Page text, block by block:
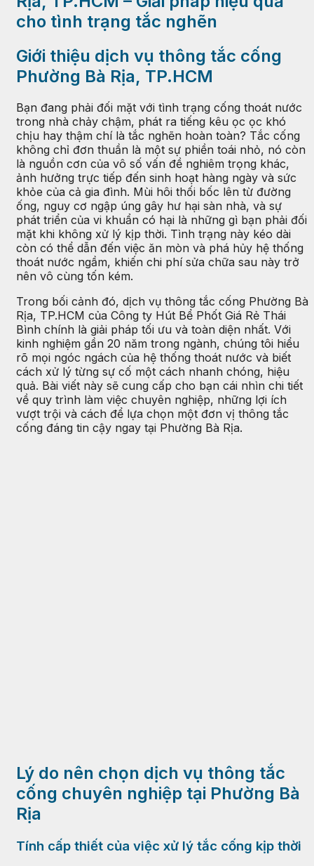
cho tình trạng tắc nghẽn
Giới thiệu dịch vụ thông tắc cống
Phường Bà Rịa, TP.HCM
Bạn đang phải đối mặt với tình trạng cống thoát nước
trong nhà chảy chậm, phát ra tiếng kêu ọc ọc khó
chịu hay thậm chí là tắc nghẽn hoàn toàn? Tắc cống
không chỉ đơn thuần là một sự phiền toái nhỏ, nó còn
là nguồn cơn của vô số vấn đề nghiêm trọng khác,
ảnh hưởng trực tiếp đến sinh hoạt hàng ngày và sức
khỏe của cả gia đình. Mùi hôi thối bốc lên từ đường
ống, nguy cơ ngập úng gây hư hại sàn nhà, và sự
phát triển của vi khuẩn có hại là những gì bạn phải đối
mặt khi không xử lý kịp thời. Tình trạng này kéo dài
còn có thể dẫn đến việc ăn mòn và phá hủy hệ thống
thoát nước ngầm, khiến chi phí sửa chữa sau này trở
nên vô cùng tốn kém.
Trong bối cảnh đó, dịch vụ thông tắc cống Phường Bà
Rịa, TP.HCM của Công ty Hút Bể Phốt Giá Rẻ Thái
Bình chính là giải pháp tối ưu và toàn diện nhất. Với
kinh nghiệm gần 20 năm trong ngành, chúng tôi hiểu
rõ mọi ngóc ngách của hệ thống thoát nước và biết
cách xử lý từng sự cố một cách nhanh chóng, hiệu
quả. Bài viết này sẽ cung cấp cho bạn cái nhìn chi tiết
về quy trình làm việc chuyên nghiệp, những lợi ích
vượt trội và cách để lựa chọn một đơn vị thông tắc
cống đáng tin cậy ngay tại Phường Bà Rịa.
Lý do nên chọn dịch vụ thông tắc
cống chuyên nghiệp tại Phường Bà
Rịa
Tính cấp thiết của việc xử lý tắc cống kịp thời